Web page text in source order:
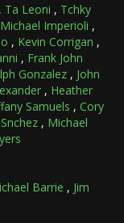
, Ta Leoni , Tchky
Michael Imperioli ,
, Kevin Corrigan ,
, Frank John
Gonzalez , John
, Heather
Samuels , Cory
, Michael
Barrie , Jim